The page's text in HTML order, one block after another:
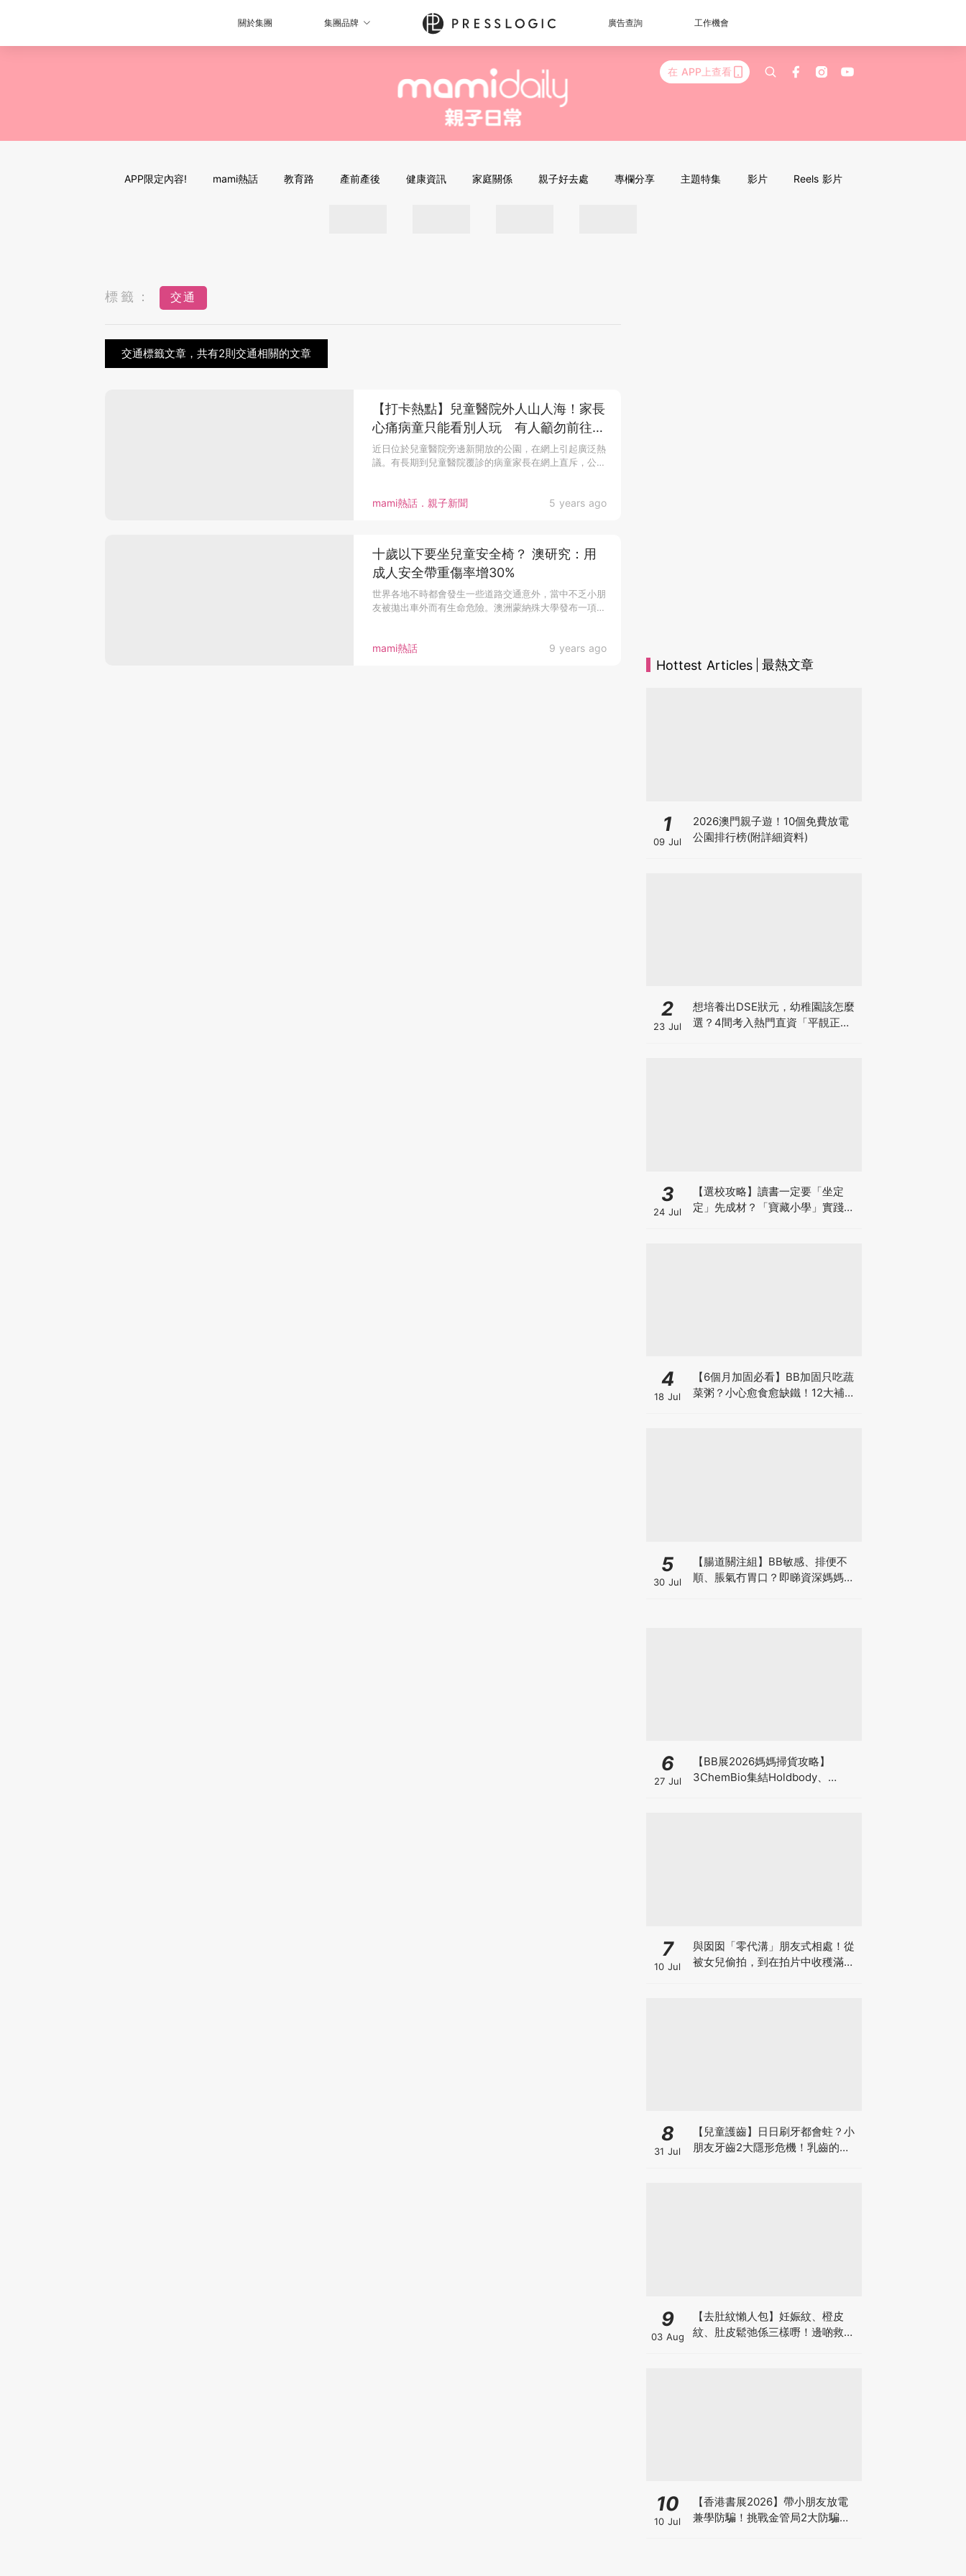
關於集團 集團品牌 廣告查詢 工作機會
在 APP上查看
APP限定內容! mami熱話 教育路 產前產後 健康資訊 家庭關係 親子好去處 專欄分享 主題特集 影片 Reels 影片
標籤： 交通
交通標籤文章，共有2則交通相關的文章
mami熱話．親子新聞 5 years ago
【打卡熱點】兒童醫院外人山人海！家長
心痛病童只能看別人玩 有人籲勿前往有
人反斥玻璃心
近日位於兒童醫院旁邊新開放的公園，在網上引起廣泛熱
議。有長期到兒童醫院覆診的病童家長在網上直斥，公
mami熱話 9 years ago
十歲以下要坐兒童安全椅？ 澳研究：用
成人安全帶重傷率增30%
世界各地不時都會發生一些道路交通意外，當中不乏小朋
友被拋出車外而有生命危險。澳洲蒙納殊大學發布一項小
Hottest Articles 最熱文章
1
09 Jul
2026澳門親子遊！10個免費放電
公園排行榜(附詳細資料)
2
23 Jul
想培養出DSE狀元，幼稚園該怎麼
選？4間考入熱門直資「平靚正」
3
24 Jul
【選校攻略】讀書一定要「坐定
定」先成材？「寶藏小學」實踐動
4
18 Jul
【6個月加固必看】BB加固只吃蔬
菜粥？小心愈食愈缺鐵！12大補鐵
5
30 Jul
【腸道關注組】BB敏感、排便不
順、脹氣冇胃口？即睇資深媽媽分
6
27 Jul
【BB展2026媽媽掃貨攻略】
3ChemBio集結Holdbody、
7
10 Jul
與囡囡「零代溝」朋友式相處！從
被女兒偷拍，到在拍片中收穫滿足
8
31 Jul
【兒童護齒】日日刷牙都會蛀？小
朋友牙齒2大隱形危機！乳齒的琺
9
03 Aug
【去肚紋懶人包】妊娠紋、橙皮
紋、肚皮鬆弛係三樣嘢！邊啲救得
10
10 Jul
【香港書展2026】帶小朋友放電
兼學防騙！挑戰金管局2大防騙遊